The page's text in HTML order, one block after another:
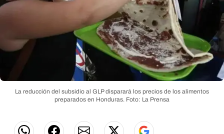
La reducción del subsidio al GLP disparará los precios de los alimentos
preparados en Honduras. Foto: La Prensa